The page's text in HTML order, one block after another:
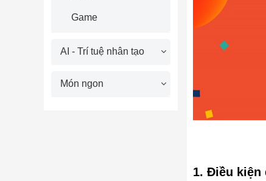
Game
AI - Trí tuệ nhân tạo
Món ngon
1. Điều kiện